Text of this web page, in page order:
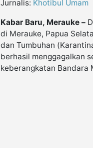
Jurnalis: Khotibul Umam
Kabar Baru, Merauke –
di Merauke, Papua
dan Tumbuhan
berhasil menggagalkan
keberangkatan Bandara